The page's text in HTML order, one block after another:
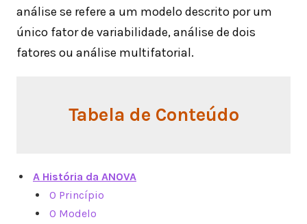
análise se refere a um modelo descrito por um
único fator de variabilidade, análise de dois
fatores ou análise multifatorial.
Tabela de Conteúdo
A História da ANOVA
O Princípio
O Modelo